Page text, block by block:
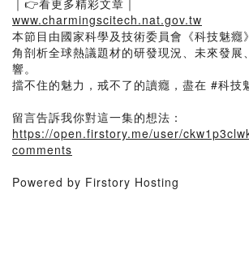
｜👉看更多精彩文章｜
www.charmingscitech.nat.gov.tw
本節目由國家科學及技術委員會《科技魅癮
角剖析全球熱議題材的研發現況、未來發展
響。
擋不住的魅力，戒不了的讀癮，盡在 #科技
留言告訴我你對這一集的想法：
https://open.firstory.me/user/
comments
Powered by Firstory Hosting